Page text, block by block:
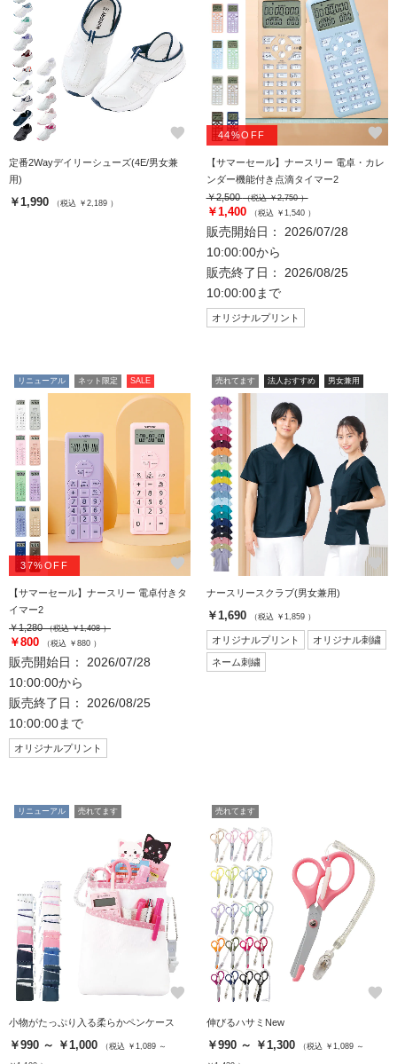
favorite
定番2Wayデイリーシューズ(4E/男女兼
用)
￥1,990 （税込 ￥2,189 ）
44%OFF favorite
【サマーセール】ナースリー 電卓・カレ
ンダー機能付き点滴タイマー2
￥2,500（税込 ￥2,750 ）
￥1,400 （税込 ￥1,540 ）
販売開始日： 2026/07/28
10:00:00から
販売終了日： 2026/08/25
10:00:00まで
オリジナルプリント
リニューアル ネット限定 SALE
37%OFF favorite
【サマーセール】ナースリー 電卓付きタ
イマー2
￥1,280（税込 ￥1,408 ）
￥800 （税込 ￥880 ）
販売開始日： 2026/07/28
10:00:00から
販売終了日： 2026/08/25
10:00:00まで
オリジナルプリント
売れてます 法人おすすめ 男女兼用
favorite
ナースリースクラブ(男女兼用)
￥1,690 （税込 ￥1,859 ）
オリジナルプリント オリジナル刺繍
ネーム刺繍
リニューアル 売れてます
favorite
小物がたっぷり入る柔らかペンケース
￥990 ～ ￥1,000 （税込 ￥1,089 ～
売れてます
favorite
伸びるハサミNew
￥990 ～ ￥1,300 （税込 ￥1,089 ～